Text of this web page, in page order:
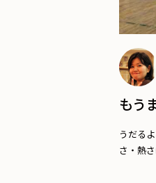
もう
うだる
さ・熱